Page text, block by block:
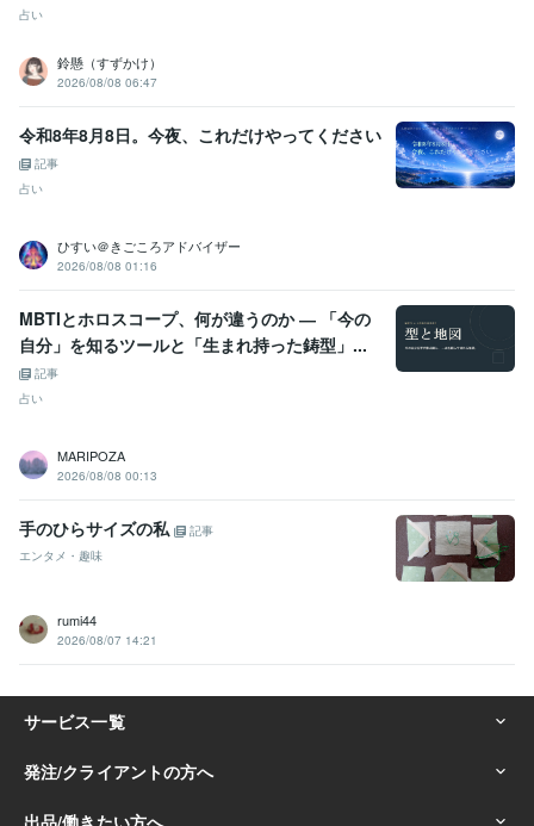
占い
鈴懸（すずかけ）
2026/08/08 06:47
令和8年8月8日。今夜、これだけやってください
記事
占い
ひすい＠きごころアドバイザー
2026/08/08 01:16
MBTIとホロスコープ、何が違うのか ― 「今の
自分」を知るツールと「生まれ持った鋳型」...
記事
占い
MARIPOZA
2026/08/08 00:13
手のひらサイズの私
記事
エンタメ・趣味
rumi44
2026/08/07 14:21